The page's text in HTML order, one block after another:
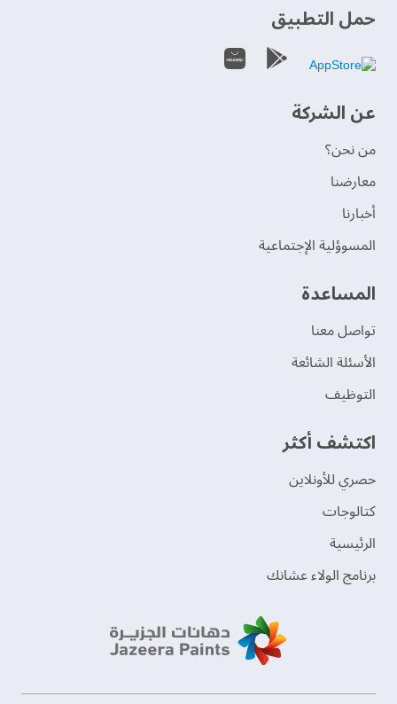
حمل التطبيق
عن الشركة
من نحن؟
‫معارضنا‬
‫أخبارنا‬
المسوؤلية الإجتماعية
‫المساعدة‬
تواصل معنا
الأسئلة الشائعة
التوظيف
اكتشف أكثر
حصري للأونلاين
‫كتالوجات‬
الرئيسية
برنامج الولاء عشانك